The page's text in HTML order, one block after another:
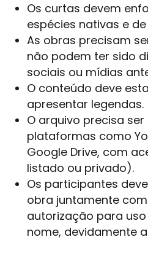
Os curtas devem
espécies nativas e
As obras precisam
não podem ter sido
sociais ou mídias
O conteúdo deve
apresentar legendas.
O arquivo precisa
plataformas como
Google Drive, com
listado ou privado).
Os participantes
obra juntamente
autorização para
nome, devidamente